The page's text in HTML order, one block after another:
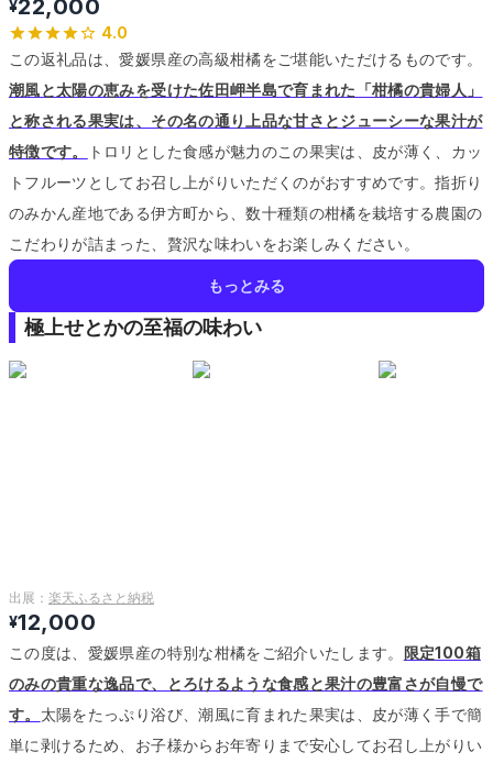
¥22,000
4.0
この返礼品は、愛媛県産の高級柑橘をご堪能いただけるものです。
潮風と太陽の恵みを受けた佐田岬半島で育まれた「柑橘の貴婦人」
と称される果実は、その名の通り上品な甘さとジューシーな果汁が
特徴です。
トロリとした食感が魅力のこの果実は、皮が薄く、カッ
トフルーツとしてお召し上がりいただくのがおすすめです。指折り
のみかん産地である伊方町から、数十種類の柑橘を栽培する農園の
こだわりが詰まった、贅沢な味わいをお楽しみください。
もっとみる
極上せとかの至福の味わい
出展： 楽天ふるさと納税
¥12,000
この度は、愛媛県産の特別な柑橘をご紹介いたします。 限定100箱
のみの貴重な逸品で、とろけるような食感と果汁の豊富さが自慢で
す。 太陽をたっぷり浴び、潮風に育まれた果実は、皮が薄く手で簡
単に剥けるため、お子様からお年寄りまで安心してお召し上がりい